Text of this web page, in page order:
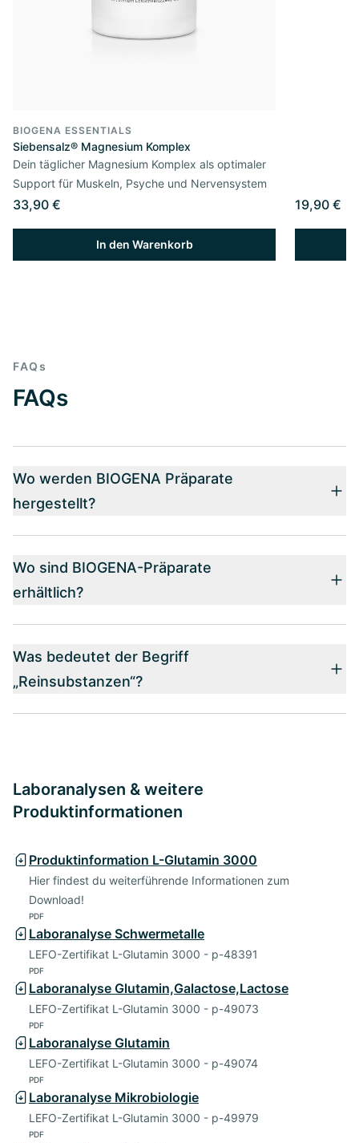
BIOGENA ESSENTIALS
Siebensalz® Magnesium Komplex
Dein täglicher Magnesium Komplex als optimaler
Support für Muskeln, Psyche und Nervensystem
33,90 €
In den Warenkorb
19,90 €
FAQs
FAQs
Wo werden BIOGENA Präparate
hergestellt?
Wo sind BIOGENA-Präparate
erhältlich?
Was bedeutet der Begriff
„Reinsubstanzen“?
Laboranalysen & weitere
Produktinformationen
Produktinformation L-Glutamin 3000
Hier findest du weiterführende Informationen zum
Download!
PDF
Laboranalyse Schwermetalle
LEFO-Zertifikat L-Glutamin 3000 - p-48391
PDF
Laboranalyse Glutamin,Galactose,Lactose
LEFO-Zertifikat L-Glutamin 3000 - p-49073
PDF
Laboranalyse Glutamin
LEFO-Zertifikat L-Glutamin 3000 - p-49074
PDF
Laboranalyse Mikrobiologie
LEFO-Zertifikat L-Glutamin 3000 - p-49979
PDF